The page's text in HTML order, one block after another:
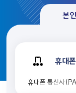
본
휴대
휴대폰 통신사